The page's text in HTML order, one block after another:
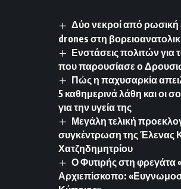
Δύο νεκροί από ρωσική
drones στη
Ενστάσεις πολιτών για
που παρουσίασε ο
Πώς η παχυσαρκία
5 καθημερινά λάθη και οι
για την υγεία της
Μεγάλη τελική
συγκέντρωση της Έλενας
Χατζηδημητρίου
Ο Φυτιρής στη φρεγάτα
Αρχιεπίσκοπο: